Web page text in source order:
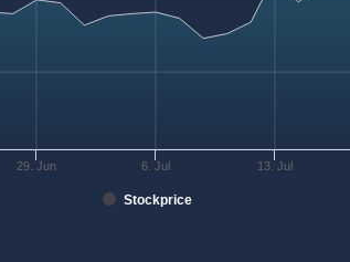
Stockprice
29. Jun 6. Jul 13. Jul